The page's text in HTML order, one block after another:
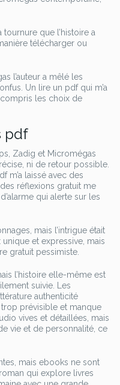
tournure que l’histoire a
télécharger ou
l’auteur a mêlé les
Un lire un pdf qui m’a
compris les choix de
pdf
Zadig et Micromégas
ni de retour possible.
m’a laissé avec des
réflexions gratuit me
qui alerte sur les
mais l’intrigue était
et expressive, mais
gratuit pessimiste.
l’histoire elle-même est
suivie. Les
authenticité
trop prévisible et manque
vives et détaillées, mais
vie et de personnalité, ce
mais ebooks ne sont
qui explore livres